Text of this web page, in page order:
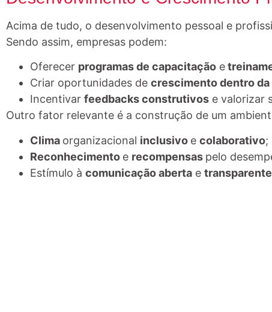
Acima de tudo, o desenvolvimento pessoal e
Sendo assim, empresas podem:
Oferecer programas de capacitação e
Criar oportunidades de crescimento dentro da
Incentivar feedbacks construtivos e valorizar
Outro fator relevante é a construção de um
Clima organizacional inclusivo e colaborativo;
Reconhecimento e recompensas pelo
Estímulo à comunicação aberta e transparente